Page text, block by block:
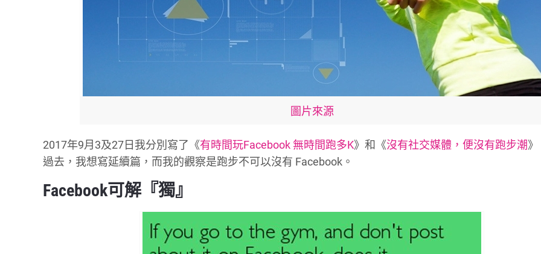
圖片來源
2017年9月3及27日我分別寫了《有時間玩Facebook 無時間跑多K》和《沒有社交媒體，便沒有跑步潮
過去，我想寫延續篇，而我的觀察是跑步不可以沒有 Facebook。
Facebook可解『獨』